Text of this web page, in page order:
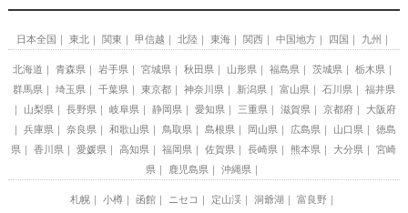
日本全国 東北 関東 甲信越 北陸 東海 関西 中国地方 四国 九州
北海道 青森県 岩手県 宮城県 秋田県 山形県 福島県 茨城県
栃木県
群馬県
埼玉県 千葉県 東京都 神奈川県 新潟県 富山県 石川県
福井県
山梨県
長野県 岐阜県 静岡県 愛知県 三重県 滋賀県 京都府
大阪府
兵庫県
奈良県 和歌山県 鳥取県 島根県 岡山県 広島県 山口県
徳島
県
香川県 愛媛県 高知県 福岡県 佐賀県 長崎県 熊本県 大分県
宮崎
県
鹿児島県 沖縄県
札幌 小樽 函館 ニセコ 定山渓 洞爺湖
富良野